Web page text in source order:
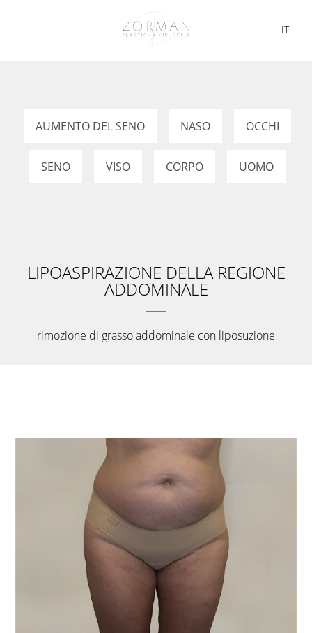
IT
AUMENTO DEL SENO NASO OCCHI
SENO VISO CORPO UOMO
LIPOASPIRAZIONE DELLA REGIONE
ADDOMINALE
rimozione di grasso addominale con liposuzione